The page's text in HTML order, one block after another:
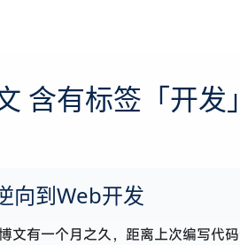
含有标签「开发」
向到Web开发
文有一个月之久，距离上次编写代